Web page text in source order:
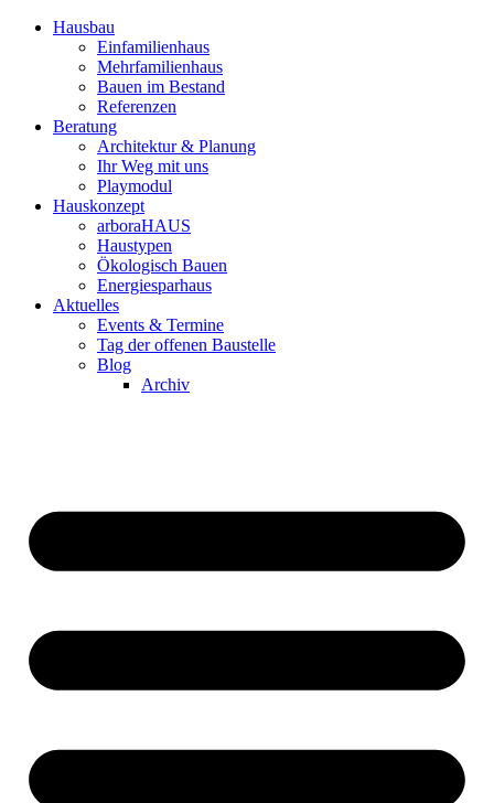
Hausbau
Einfamilienhaus
Mehrfamilienhaus
Bauen im Bestand
Referenzen
Beratung
Architektur & Planung
Ihr Weg mit uns
Playmodul
Hauskonzept
arboraHAUS
Haustypen
Ökologisch Bauen
Energiesparhaus
Aktuelles
Events & Termine
Tag der offenen Baustelle
Blog
Archiv